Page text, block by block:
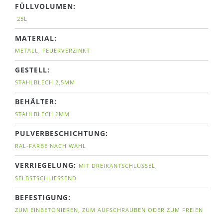
FÜLLVOLUMEN:
25L
MATERIAL:
METALL, FEUERVERZINKT
GESTELL:
STAHLBLECH 2,5MM
BEHÄLTER:
STAHLBLECH 2MM
PULVERBESCHICHTUNG:
RAL-FARBE NACH WAHL
VERRIEGELUNG: MIT DREIKANTSCHLÜSSEL,
SELBSTSCHLIESSEND
BEFESTIGUNG:
ZUM EINBETONIEREN, ZUM AUFSCHRAUBEN ODER ZUM FREIEN